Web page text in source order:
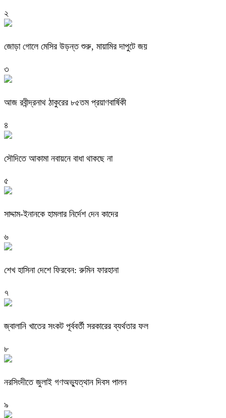
২
জোড়া গোলে মেসির উড়ন্ত শুরু, মায়ামির দাপুটে জয়
৩
আজ রবীন্দ্রনাথ ঠাকুরের ৮৫তম প্রয়াণবার্ষিকী
৪
সৌদিতে আকামা নবায়নে বাধা থাকছে না
৫
সাদ্দাম-ইনানকে হামলার নির্দেশ দেন কাদের
৬
শেখ হাসিনা দেশে ফিরবেন: রুমিন ফারহানা
৭
জ্বালানি খাতের সংকট পূর্ববর্তী সরকারের ব্যর্থতার ফল
৮
নরসিংদীতে জুলাই গণঅভ্যুত্থান দিবস পালন
৯